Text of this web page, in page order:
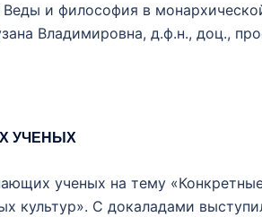
и философия в
Владимировна, д.ф.н., доц.,
УЧЕНЫХ
ученых на тему
культур». С докаладами